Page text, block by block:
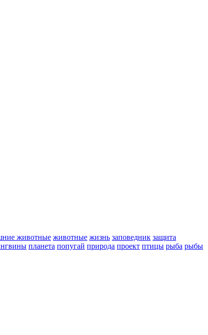
животные животные жизнь заповедник защита
планета попугай природа проект птицы рыба рыбы